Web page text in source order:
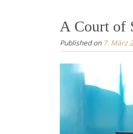
A Court of
Published on 7. März